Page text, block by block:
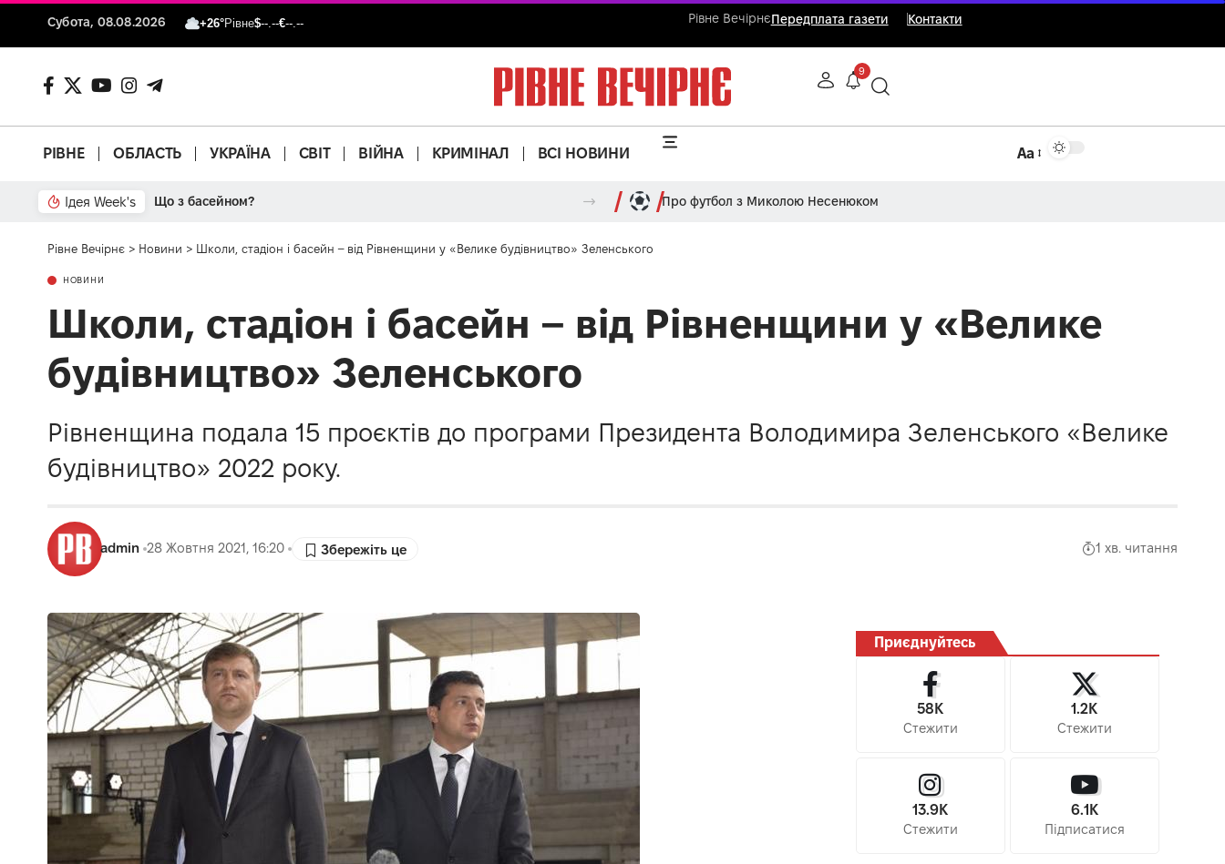
Субота, 08.08.2026 +26°Рівне$--.--€--.-- Рівне ВечірнєПередплата газети Контакти
9
РІВНЕ ОБЛАСТЬ УКРАЇНА СВІТ ВІЙНА КРИМІНАЛ ВСІ НОВИНИ Аа
Ідея Week's Що з басейном? Про футбол з Миколою Несенюком
Рівне Вечірнє > Новини > Школи, стадіон і басейн – від Рівненщини у «Велике будівництво» Зеленського
НОВИНИ
Школи, стадіон і басейн – від Рівненщини у «Велике
будівництво» Зеленського
Рівненщина подала 15 проєктів до програми Президента Володимира Зеленського «Велике
будівництво» 2022 року.
admin 28 Жовтня 2021, 16:20 1 хв. читання
Приєднуйтесь
58K
Стежити
1.2K
Стежити
13.9K
Стежити
6.1K
Підписатися